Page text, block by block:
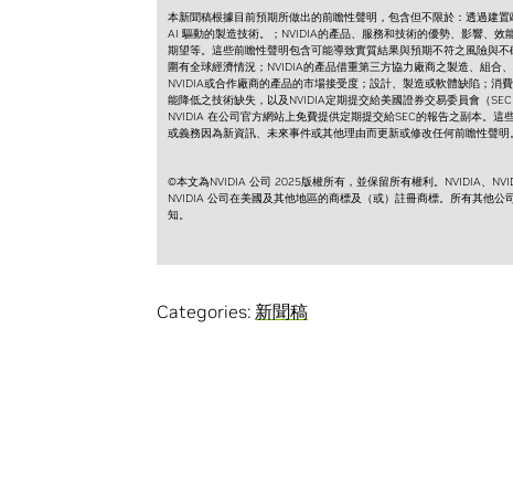
本新聞稿根據目前預期所做出的前瞻性聲明，包含但不限於：透過建
AI 驅動的製造技術。；NVIDIA的產品、服務和技術的優勢、影響、
期望等。這些前瞻性聲明包含可能導致實質結果與預期不符之風險與
圍有全球經濟情況；NVIDIA的產品借重第三方協力廠商之製造、組合
NVIDIA或合作廠商的產品的市場接受度；設計、製造或軟體缺陷；消
能降低之技術缺失，以及NVIDIA定期提交給美國證券交易委員會（
NVIDIA 在公司官方網站上免費提供定期提交給SEC的報告之副本。
或義務因為新資訊、未來事件或其他理由而更新或修改任何前瞻性聲明。
©本文為NVIDIA 公司 2025版權所有，並保留所有權利。NVIDIA、
NVIDIA 公司在美國及其他地區的商標及（或）註冊商標。所有其他
知。
Categories: 新聞稿